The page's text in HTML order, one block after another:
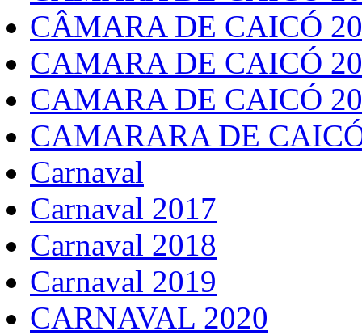
CÂMARA DE CAICÓ
CAMARA DE CAICÓ
CAMARA DE CAICÓ
CAMARARA DE
Carnaval
Carnaval 2017
Carnaval 2018
Carnaval 2019
CARNAVAL 2020